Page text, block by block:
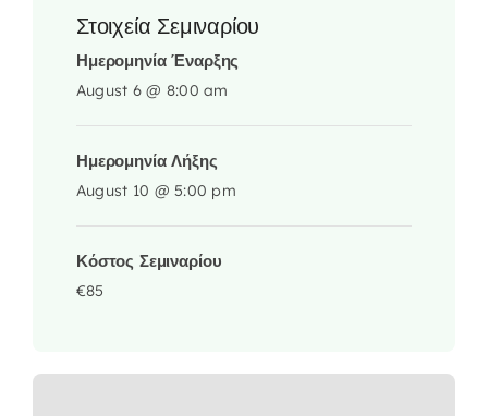
Στοιχεία Σεμιναρίου
Ημερομηνία Έναρξης
August 6 @ 8:00 am
Ημερομηνία Λήξης
August 10 @ 5:00 pm
Κόστος Σεμιναρίου
€85